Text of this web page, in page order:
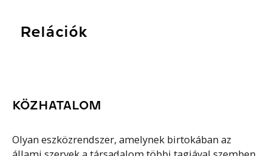
Relációk
KÖZHATALOM
Olyan eszközrendszer, amelynek birtokában az